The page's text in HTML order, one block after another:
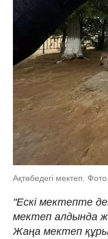
Ақтөбедегі мектеп.
"Ескі мектепте
мектеп алдында
Жаңа мектеп